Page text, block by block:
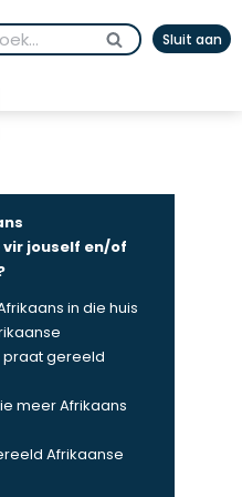
Sluit aan
jouself en/of
in die huis
gereeld
meer Afrikaans
Afrikaanse